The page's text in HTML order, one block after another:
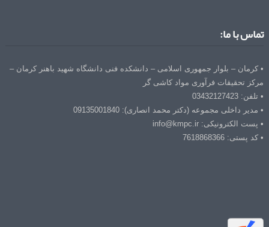
تماس با ما:
• کرمان – بلوار جمهوری اسلامی – دانشکده فنی دانشگاه شهید باهنر کرمان –
مرکز تحقیقات فرآوری مواد کاشی گر
• تلفن: 03432127423
• مدیر داخلی مجموعه (دکتر محمد انصاری): 09135001840
• پست الکترونیکی: info@kmpc.ir
• کد پستی: 7618868366